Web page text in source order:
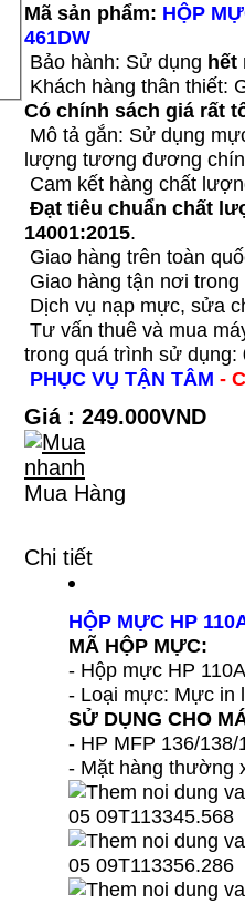
Mã sản phẩm: HỘP
461DW
Bảo hành: Sử dụng hết
Khách hàng thân thiết:
Có chính sách giá rất
Mô tả gắn: Sử dụng
lượng tương đương
Cam kết hàng chất
Đạt tiêu chuẩn chất
14001:2015.
Giao hàng trên toàn
Giao hàng tận nơi
Dịch vụ nạp mực, sửa
Tư vấn thuê và mua
trong quá trình sử dụng:
PHỤC VỤ TẬN TÂM -
Giá : 249.000VND
Mua Hàng
Chi tiết
HỘP MỰC HP
MÃ HỘP MỰC:
- Hộp mực HP
- Loại mực: Mực in
SỬ DỤNG CHO
- HP MFP 136/138/
- Mặt hàng thường